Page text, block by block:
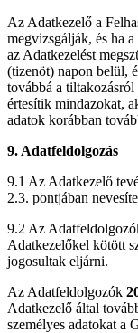
Az Adatkezelő a
megvizsgálják, és ha
az Adatkezelést
(tizenöt) napon belül,
továbbá a tiltakozásról
értesítik mindazokat,
adatok korábban
9. Adatfeldolgozás
9.1 Az Adatkezelő
2.3. pontjában
9.2 Az
Adatkezelőkel kötött
jogosultak eljárni.
Az Adatfeldolgozók
Adatkezelő által
személyes adatokat a